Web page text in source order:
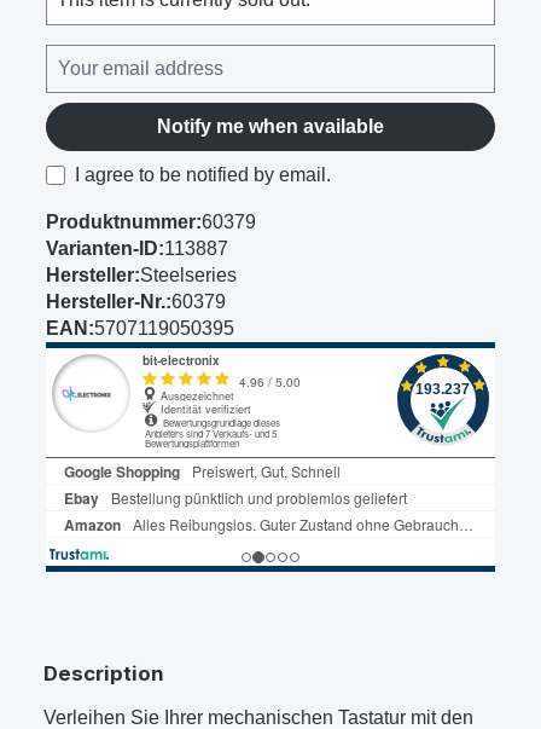
Notify me when available
I agree to be notified by email.
Produktnummer:60379
Varianten-ID:113887
Hersteller:Steelseries
Hersteller-Nr.:60379
EAN:5707119050395
Description
Verleihen Sie Ihrer mechanischen Tastatur mit den